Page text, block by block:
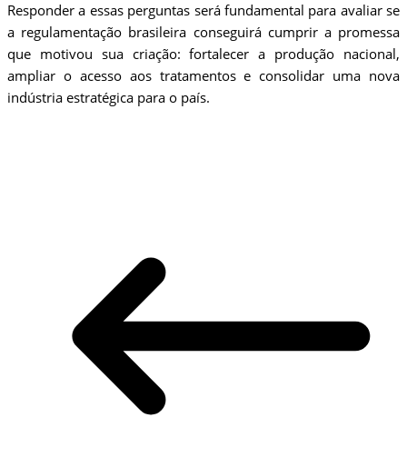
Responder a essas perguntas será fundamental para avaliar se
a regulamentação brasileira conseguirá cumprir a promessa
que motivou sua criação: fortalecer a produção nacional,
ampliar o acesso aos tratamentos e consolidar uma nova
indústria estratégica para o país.